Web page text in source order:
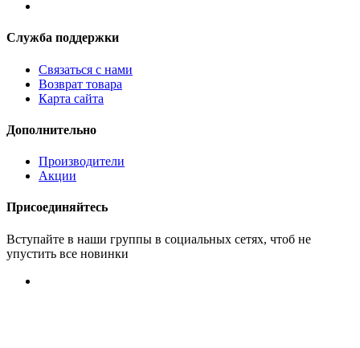
Служба поддержки
Связаться с нами
Возврат товара
Карта сайта
Дополнительно
Производители
Акции
Присоединяйтесь
Вступайте в наши группы в социальных сетях, чтоб не
упустить все новинки